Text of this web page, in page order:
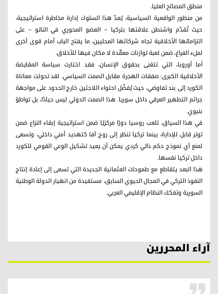
منطق المصالح العليا.
من منظور الواقعية السياسية، يُعدّ هذا السلوك إدارة مخاطرة استراتيجية،
حيث تُقدّم واشنطن علاقتها بتركيا – العضو المحوري في الناتو – على
التزاماتها الأخلاقية تجاه شركائها المحليين، ما يفتح الباب أمام قوى أخرى
لملء الفراغ، ضمن لعبة توازنات معقّدة لا مكان فيها للأخلاق.
أما أوروبا، التي تتغنى بحقوق الإنسان، فقد اختارت سياسة المقايضة
الأخلاقية الكبرى: صفقات الهجرة مقابل الصمت السياسي. لقد تحولت معاناة
الكورد إلى بند تفاوضي، حيث يُفضّل احتواء اللاجئين خارج الحدود على مواجهة
جرائم التطهير العرقي داخل سوريا. هذا الصمت الدولي ليس حيادًا، بل تواطؤ
بنيوي.
في هذا السياق، تلعب روسيا دورًا مركزيًا ضمن استراتيجية إبقاء النزاع ضمن
توتر قابل للإدارة، بينما تركيا تنظر إلى روج آفا كتهديد أمني داخلي، وتسعى
لمنع أي نموذج حكم ذاتي كردي يمكن أن يعيد تشكيل الوعي القومي للكورد
داخل تركيا نفسها.
هذا البعد يتقاطع مع طموحات العثمانية الجديدة التي تسعى إلى إعادة إنتاج
النفوذ التركي في المجال الحيوي السابق، مستفيدة من انهيار الدولة الوطنية
السورية وتفكك النظام الإقليمي العربي.
آراء المحررين